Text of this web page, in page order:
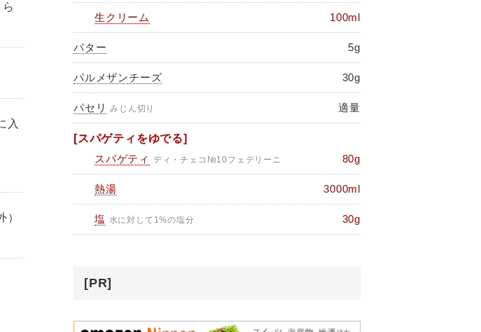
入
生クリーム 100ml
バター 5g
パルメザンチーズ 30g
パセリ みじん切り 適量
[スパゲティをゆでる]
スパゲティ
ディ・チェコ№10フェデリーニ 80g
熱湯 3000ml
塩 水に対して1%の塩分 30g
[PR]